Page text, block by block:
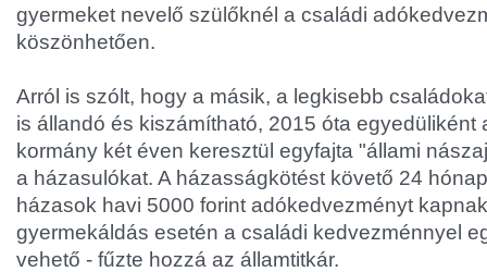
gyermeket nevelő szülőknél a családi
köszönhetően.
Arról is szólt, hogy a másik, a legkisebb
is állandó és kiszámítható, 2015 óta egyedüliként
kormány két éven keresztül egyfajta "állami
a házasulókat. A házasságkötést követő 24
házasok havi 5000 forint adókedvezményt
gyermekáldás esetén a családi kedvezménnyel
vehető - fűzte hozzá az államtitkár.